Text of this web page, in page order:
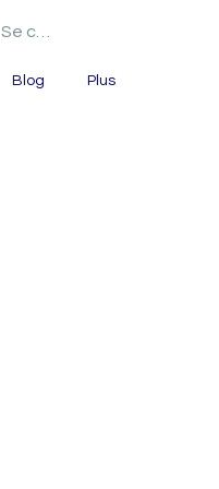
Se connecter
Blog Plus